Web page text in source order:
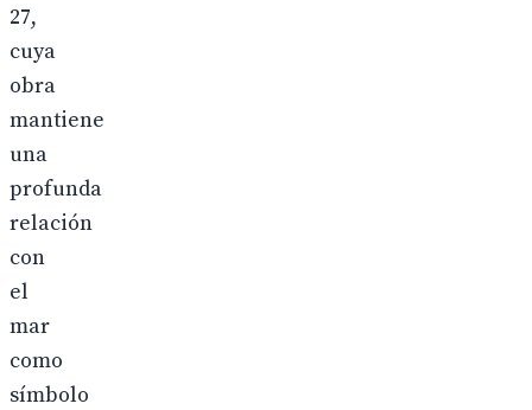
27,
cuya
obra
mantiene
una
profunda
relación
con
el
mar
como
símbolo